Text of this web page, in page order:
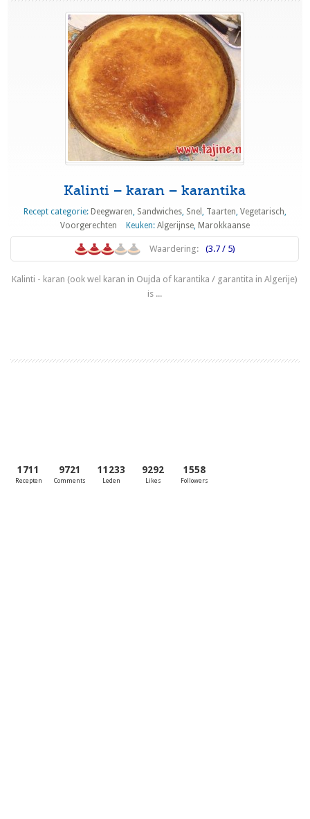
Kalinti – karan – karantika
Recept categorie: Deegwaren, Sandwiches, Snel , Taarten, Vegetarisch,
Voorgerechten
Keuken: Algerijnse, Marokkaanse
Waardering: (3.7 / 5)
Kalinti - karan (ook wel karan in Oujda of karantika / garantita in Algerije)
is ...
1711
Recepten
9721
Comments
11233
Leden
9292
Likes
1558
Followers